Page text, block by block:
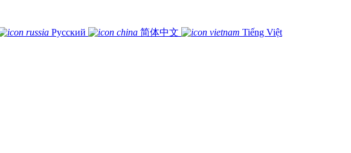
Русский 简体中文 Tiếng Việt